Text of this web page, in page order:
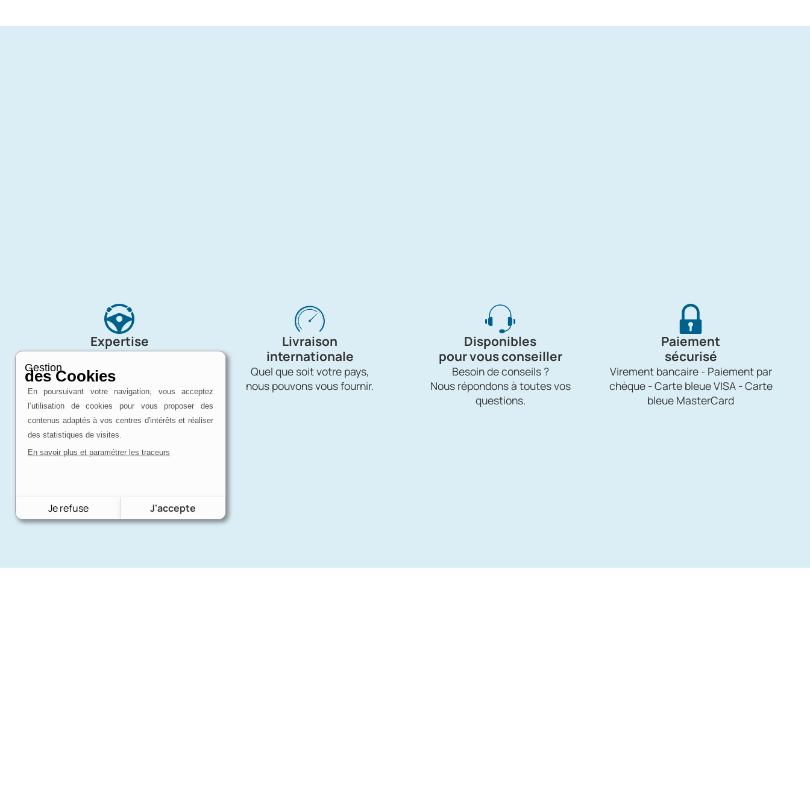
Expertise
d'un passionné
Charron Auto Rétro, c'est avant tout
une affaire de passion !
Livraison
internationale
Quel que soit votre pays,
nous pouvons vous fournir.
Disponibles
pour vous conseiller
Besoin de conseils ?
Nous répondons à toutes vos
questions.
Paiement
sécurisé
Virement bancaire - Paiement par
chèque - Carte bleue VISA - Carte
bleue MasterCard
Gestion
des Cookies
En poursuivant votre navigation, vous acceptez
l’utilisation de cookies pour vous proposer des
contenus adaptés à vos centres d'intérêts et réaliser
des statistiques de visites.
En savoir plus et paramétrer les traceurs
Je refuse J'accepte